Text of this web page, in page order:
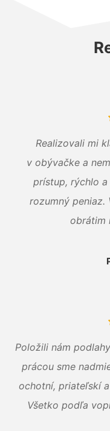
Realizovali mi
v obývačke a
prístup, rýchlo
rozumný peniaz.
obrátim
Položili nám
prácou sme
ochotní, priateľskí
Všetko podľa